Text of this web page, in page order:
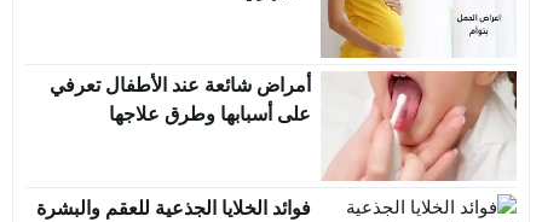
أمراض شائعة عند الأطفال تعرفي
على أسبابها وطرق علاجها
فوائد الخلايا الجذعية للعقم والبشرة